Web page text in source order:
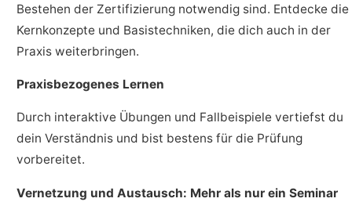
Bestehen der Zertifizierung notwendig sind. Entdecke die
Kernkonzepte und Basistechniken, die dich auch in der
Praxis weiterbringen.
Praxisbezogenes Lernen
Durch interaktive Übungen und Fallbeispiele vertiefst du
dein Verständnis und bist bestens für die Prüfung
vorbereitet.
Vernetzung und Austausch: Mehr als nur ein Seminar